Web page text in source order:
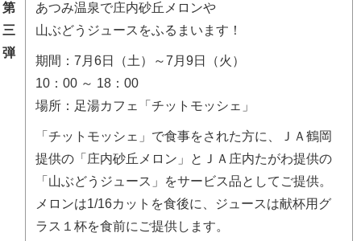
第
三
弾
あつみ温泉で庄内砂丘メロンや
山ぶどうジュースをふるまいます！
期間：7月6日（土）～7月9日（火）
10：00 ～ 18：00
場所：足湯カフェ「チットモッシェ」
「チットモッシェ」で食事をされた方に、ＪＡ鶴岡
提供の「庄内砂丘メロン」とＪＡ庄内たがわ提供の
「山ぶどうジュース」をサービス品としてご提供。
メロンは1/16カットを食後に、ジュースは献杯用グ
ラス１杯を食前にご提供します。